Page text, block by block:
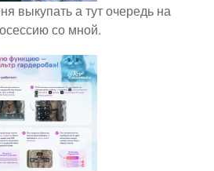
выкупать а тут очередь на
со мной.